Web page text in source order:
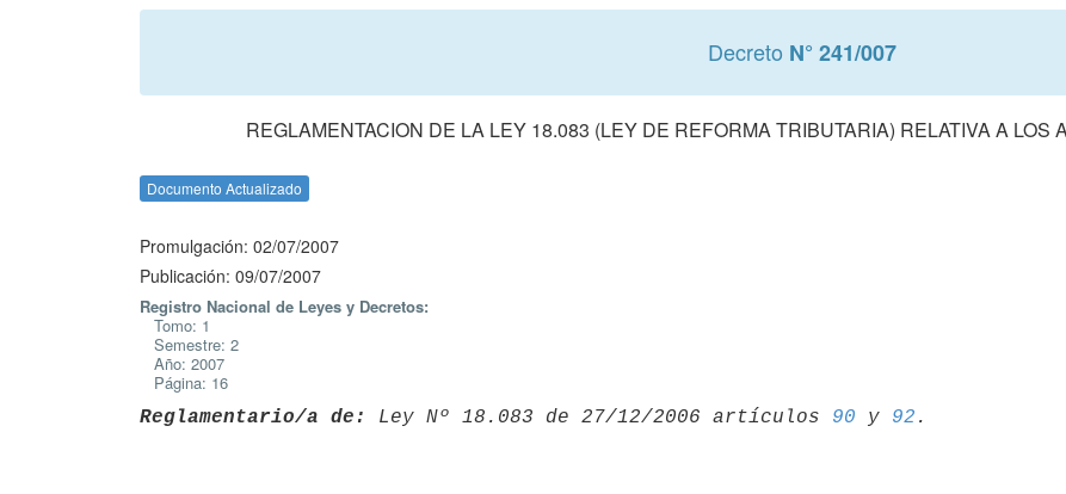
Decreto N° 241/007
REGLAMENTACION DE LA LEY 18.083 (LEY DE REFORMA TRIBUTARIA) RELATIVA A LOS
Documento Actualizado
Promulgación: 02/07/2007
Publicación: 09/07/2007
Registro Nacional de Leyes y Decretos:
Tomo: 1
Semestre: 2
Año: 2007
Página: 16
Reglamentario/a de: Ley Nº 18.083 de 27/12/2006 artículos 90 y 92